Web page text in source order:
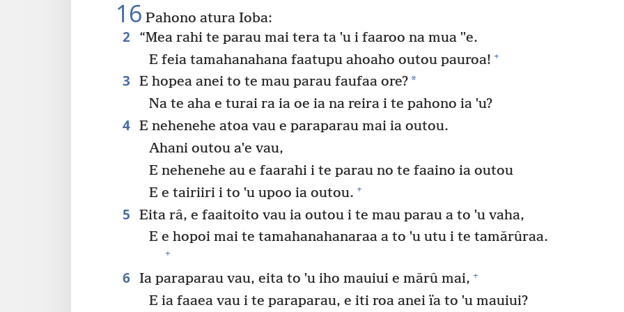
16 Pahono atura Ioba:
2
“Mea rahi te parau mai tera ta ˈu i faaroo na mua ˈˈe.
E feia tamahanahana faatupu ahoaho outou pauroa! +
3 E hopea anei to te mau parau faufaa ore?*
Na te aha e turai ra ia oe ia na reira i te pahono ia ˈu?
4 E nehenehe atoa vau e paraparau mai ia outou.
Ahani outou aˈe vau,
E nehenehe au e faarahi i te parau no te faaino ia outou
E e tairiiri i to ˈu upoo ia outou. +
5
Eita râ, e faaitoito vau ia outou i te mau parau a to ˈu vaha,
E e hopoi mai te tamahanahanaraa a to ˈu utu i te tamǎrûraa.
+
6 Ia paraparau vau, eita to ˈu iho mauiui e mǎrû mai, +
E ia faaea vau i te paraparau, e iti roa anei ïa to ˈu mauiui?